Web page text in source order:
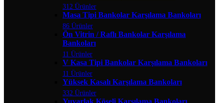
312 Ürünler
Masa Tipi Bankolar Karşılama Bankoları
86 Ürünler
Ön Vitrin / Raflı Bankolar Karşılama
Bankoları
11 Ürünler
V Kasa Tipi Bankolar Karşılama Bankoları
11 Ürünler
Yüksek Kasalı Karşılama Bankoları
332 Ürünler
Yuvarlak Köşeli Karşılama Bankoları